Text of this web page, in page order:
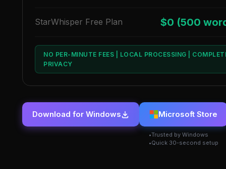
StarWhisper Free Plan $0 (500
NO PER-MINUTE FEES | LOCAL PROCESSING |
PRIVACY
Download for Windows Microsoft Store
Trusted by Windows
Quick 30-second setup